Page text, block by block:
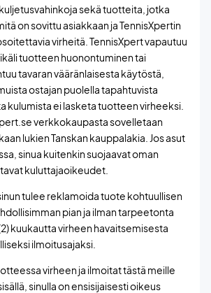
sekä tuotteita, jotka
on sovittu asiakkaan ja TennisXpertin
virheitä. TennisXpert vapautuu
tuotteen huonontuminen tai
tavaran vääränlaisesta käytöstä,
ostajan puolella tapahtuvista
kulumista ei lasketa tuotteen virheeksi.
verkkokaupasta sovelletaan
lukien Tanskan kauppalakia. Jos asut
sinua kuitenkin suojaavat oman
kuluttajaoikeudet.
tulee reklamoida tuote kohtuullisen
pian ja ilman tarpeetonta
kuukautta virheen havaitsemisesta
ilmoitusajaksi.
virheen ja ilmoitat tästä meille
sinulla on ensisijaisesti oikeus